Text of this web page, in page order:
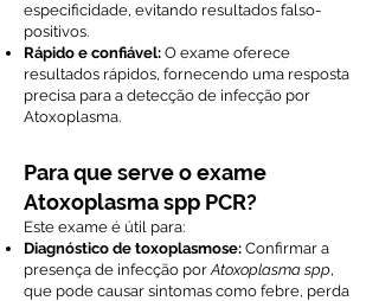
especificidade, evitando resultados falso-
positivos.
Rápido e confiável: O exame oferece
resultados rápidos, fornecendo uma resposta
precisa para a detecção de infecção por
Atoxoplasma.
Para que serve o exame
Atoxoplasma spp PCR?
Este exame é útil para:
Diagnóstico de toxoplasmose: Confirmar a
presença de infecção porAtoxoplasma spp,
que pode causar sintomas como febre, perda